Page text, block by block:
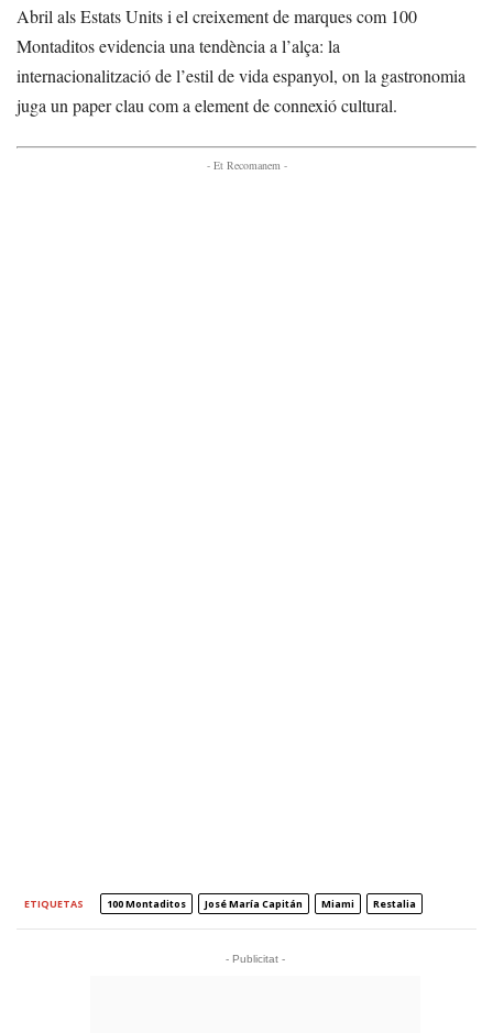
Abril als Estats Units i el creixement de marques com 100
Montaditos evidencia una tendència a l’alça: la
internacionalització de l’estil de vida espanyol, on la gastronomia
juga un paper clau com a element de connexió cultural.
- Et Recomanem -
ETIQUETAS 100 Montaditos José María Capitán Miami Restalia
- Publicitat -